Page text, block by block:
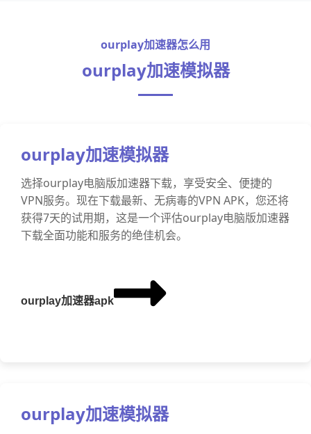
ourplay加速器怎么用
ourplay加速模拟器
ourplay加速模拟器
选择ourplay电脑版加速器下载，享受安全、便捷的
VPN服务。现在下载最新、无病毒的VPN APK，您还将
获得7天的试用期，这是一个评估ourplay电脑版加速器
下载全面功能和服务的绝佳机会。
ourplay加速器apk
ourplay加速模拟器